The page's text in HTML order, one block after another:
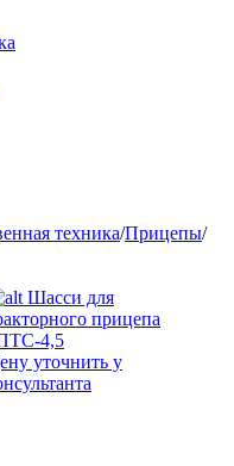
техника/Прицепы/
Шасси для
прицепа
4,5
уточнить у